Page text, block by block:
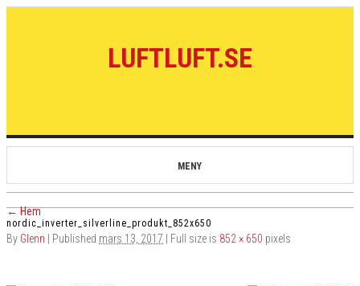
LUFTLUFT.SE
MENY
nordic_inverter_silverline_produkt_852x650
←Hem
By Glenn Published mars 13, 2017 | Full size is 852 × 650 pixels